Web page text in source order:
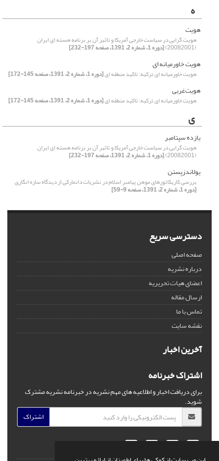
ه
هویت
هویت گرایی در سیاست خارجی آمریکا و تاثیر آن بر برنامه هسته ای ایران
(20082001) [دوره 1، شماره 2، 1391، صفحه 197-232]
هویت خاورمیانه ای
هویت خاورمیانه ای ترکیه: تاکید منطقه ای[دوره 1، شماره 2، 1391، صفحه 145-172]
هویت‌غربی
هویت خاورمیانه ای ترکیه: تاکید منطقه ای[دوره 1، شماره 2، 1391، صفحه 145-172]
ی
یازده سپتامبر
هویت گرایی در سیاست خارجی آمریکا و تاثیر آن بر برنامه هسته ای ایران
(20082001) [دوره 1، شماره 2، 1391، صفحه 197-232]
یولاندزپستن
بررسی کاریکاتورهای موهن پیامبر اسلام در نشریات دانمارکی از دیدگاه سازه انگاری
[دوره 1، شماره 2، 1391، صفحه 9-59]
دسترسی سریع
صفحه اصلی
درباره نشریه
اعضای هیات تحریریه
ارسال مقاله
تماس با ما
نقشه سایت
آخرین اخبار
اشتراک خبرنامه
برای دریافت اخبار و اطلاعیه های مهم نشریه در خبرنامه نشریه مشترک
شوید.
اشتراک